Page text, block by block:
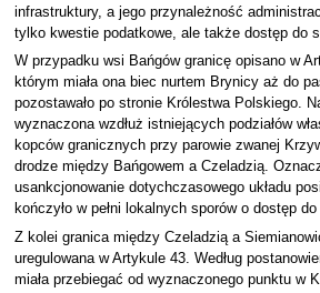
infrastruktury, a jego przynależność
tylko kwestie podatkowe, ale także dostęp do
W przypadku wsi Bańgów granicę opisano w
którym miała ona biec nurtem Brynicy aż do
pozostawało po stronie Królestwa Polskiego.
wyznaczona wzdłuż istniejących podziałów
kopców granicznych przy parowie zwanej
drodze między Bańgowem a Czeladzią.
usankcjonowanie dotychczasowego układu
kończyło w pełni lokalnych sporów o dostęp
Z kolei granica między Czeladzią a
uregulowana w Artykule 43. Według
miała przebiegać od wyznaczonego punktu w